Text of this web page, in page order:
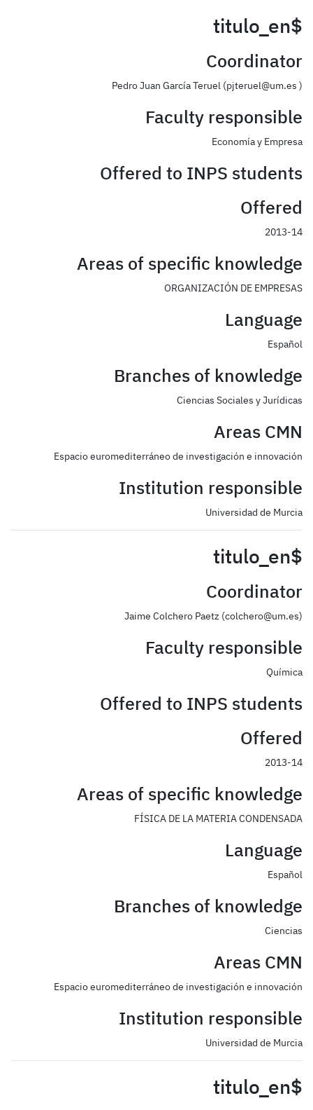
$titulo_en
Coordinator
Pedro Juan García Teruel (pjteruel@um.es )
Faculty responsible
Economía y Empresa
Offered to INPS students
Offered
2013-14
Areas of specific knowledge
ORGANIZACIÓN DE EMPRESAS
Language
Español
Branches of knowledge
Ciencias Sociales y Jurídicas
Areas CMN
Espacio euromediterráneo de investigación e innovación
Institution responsible
Universidad de Murcia
$titulo_en
Coordinator
Jaime Colchero Paetz (colchero@um.es)
Faculty responsible
Química
Offered to INPS students
Offered
2013-14
Areas of specific knowledge
FÍSICA DE LA MATERIA CONDENSADA
Language
Español
Branches of knowledge
Ciencias
Areas CMN
Espacio euromediterráneo de investigación e innovación
Institution responsible
Universidad de Murcia
$titulo_en